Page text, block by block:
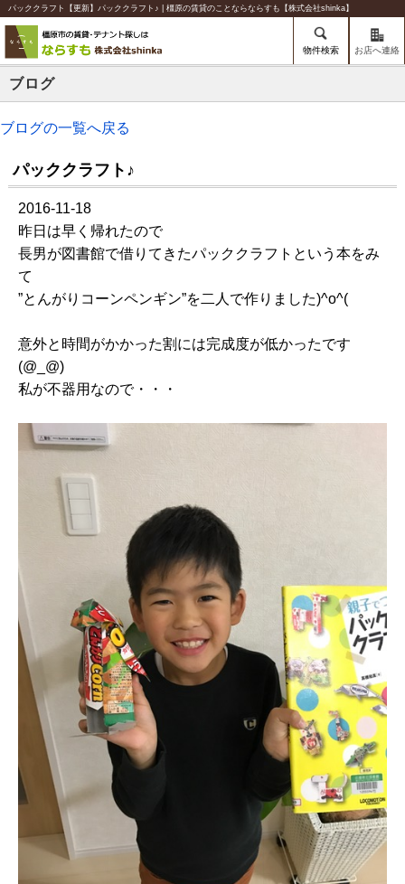
パッククラフト【更新】パッククラフト♪ | 橿原の賃貸のことならならすも【株式会社shinka】
物件検索 お店へ連絡
ブログ
ブログの一覧へ戻る
パッククラフト♪
2016-11-18
昨日は早く帰れたので
長男が図書館で借りてきたパッククラフトという本をみ
て
”とんがりコーンペンギン”を二人で作りました)^o^(
意外と時間がかかった割には完成度が低かったです
(@_@)
私が不器用なので・・・